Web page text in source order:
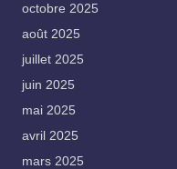
octobre 2025
août 2025
juillet 2025
juin 2025
mai 2025
avril 2025
mars 2025